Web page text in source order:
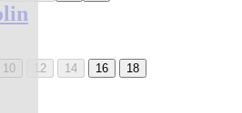
10 12 14 16
18